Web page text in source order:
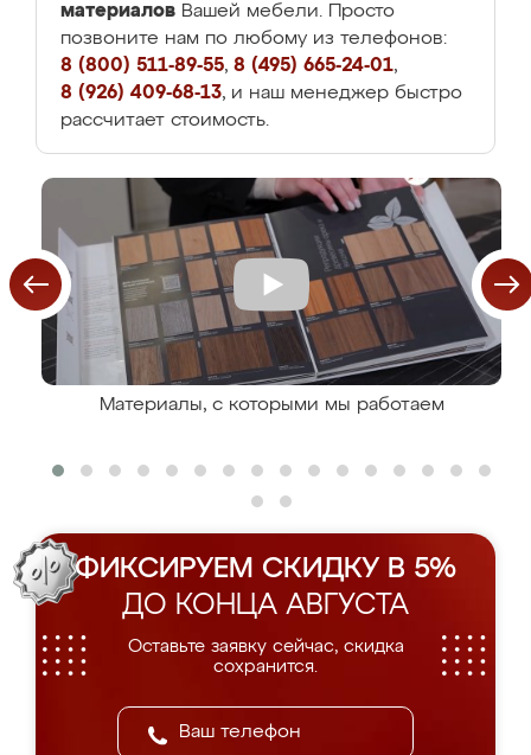
материалов Вашей мебели. Просто
позвоните нам по любому из телефонов:
8 (800) 511-89-55, 8 (495) 665-24-01,
8 (926) 409-68-13, и наш менеджер быстро
рассчитает стоимость.
Материалы, с которыми мы работаем
ФИКСИРУЕМ СКИДКУ В 5%
ДО КОНЦА АВГУСТА
Оставьте заявку сейчас, скидка
сохранится.